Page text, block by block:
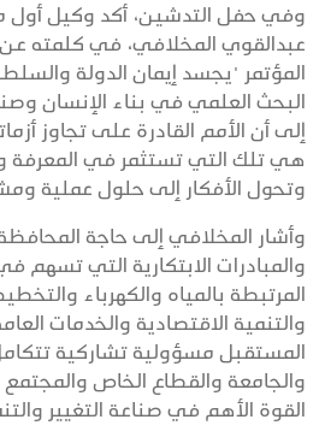
وفي حفل التدشين، أكد وكيل أول
عبدالقوي المخلافي، في كلمته عن
المؤتمر "يجسد إيمان الدولة
البحث العلمي في بناء الإنسان
إلى أن الأمم القادرة على تجاوز
هي تلك التي تستثمر في المعرفة
وتحول الأفكار إلى حلول عملية
وأشار المخلافي إلى حاجة
والمبادرات الابتكارية التي تسهم
المرتبطة بالمياه والكهرباء
والتنمية الاقتصادية والخدمات
المستقبل مسؤولية تشاركية تتكامل
والجامعة والقطاع الخاص والمجتمع
القوة الأهم في صناعة التغيير